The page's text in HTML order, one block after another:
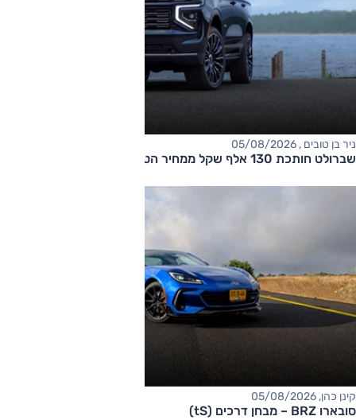
ניר בן טובים , 05/08/2026
שברולט חותכת 130 אלף שקל ממחיר הטאהו
קינן כהן, 05/08/2026
סובארו BRZ – מבחן דרכים (tS)